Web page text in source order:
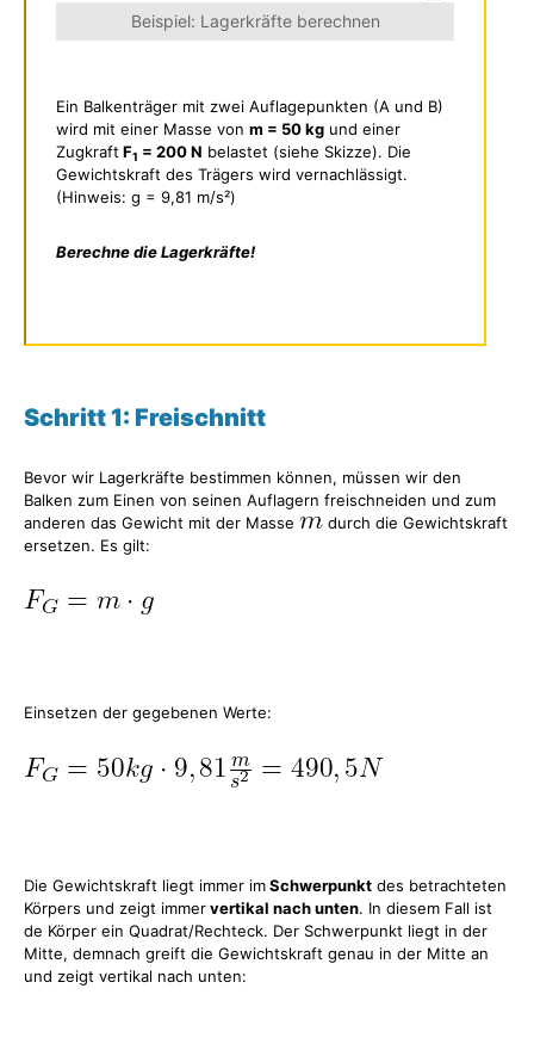
Beispiel: Lagerkräfte berechnen
Ein Balkenträger mit zwei Auflagepunkten (A und B)
wird mit einer Masse von m = 50 kg und einer
Zugkraft F1 = 200 N belastet (siehe Skizze). Die
Gewichtskraft des Trägers wird vernachlässigt.
(Hinweis: g = 9,81 m/s²)
Berechne die Lagerkräfte!
Schritt 1: Freischnitt
Bevor wir Lagerkräfte bestimmen können, müssen wir den
Balken zum Einen von seinen Auflagern freischneiden und zum
anderen das Gewicht mit der Masse
durch die Gewichtskraft
ersetzen. Es gilt:
Einsetzen der gegebenen Werte:
Die Gewichtskraft liegt immer imSchwerpunkt des betrachteten
Körpers und zeigt immervertikal nach unten. In diesem Fall ist
de Körper ein Quadrat/Rechteck. Der Schwerpunkt liegt in der
Mitte, demnach greift die Gewichtskraft genau in der Mitte an
und zeigt vertikal nach unten: